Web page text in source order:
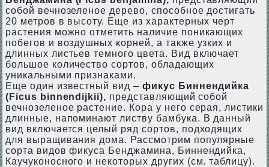
собой вечнозеленое дерево, способное достигать
20 метров в высоту. Еще из характерных черт
растения можно отметить наличие поникающих
побегов и воздушных корней, а также узких и
длинных листьев темного цвета. Вид включает
большое количество сортов, обладающих
уникальными признаками.
Еще один известный вид – фикус Биннендийка
(Ficus binnendijkii), представляющий собой
вечнозеленое растение. Кора у него серая, листики
длинные, напоминают листву бамбука. В данный
вид включается целый ряд сортов, подходящих
для выращивания дома. Рассмотрим популярные
сорта видов фикуса Бенджамина, Биннендийка,
Каучуконосного и некоторых других (см. таблицу).